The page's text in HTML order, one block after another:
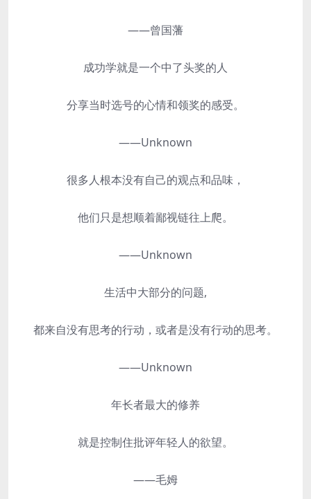
——曾国藩
成功学就是一个中了头奖的人
分享当时选号的心情和领奖的感受。
——Unknown
很多人根本没有自己的观点和品味，
他们只是想顺着鄙视链往上爬。
——Unknown
生活中大部分的问题,
都来自没有思考的行动，或者是没有行动的思考。
——Unknown
年长者最大的修养
就是控制住批评年轻人的欲望。
——毛姆